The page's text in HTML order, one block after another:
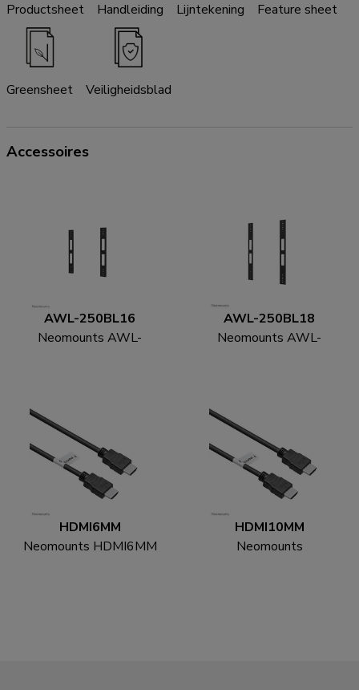
Productsheet Handleiding Lijntekening Feature sheet
Greensheet Veiligheidsblad
Accessoires
AWL-250BL16
Neomounts AWL-
AWL-250BL18
Neomounts AWL-
HDMI6MM
Neomounts HDMI6MM
HDMI10MM
Neomounts